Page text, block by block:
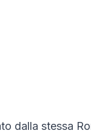
dalla stessa